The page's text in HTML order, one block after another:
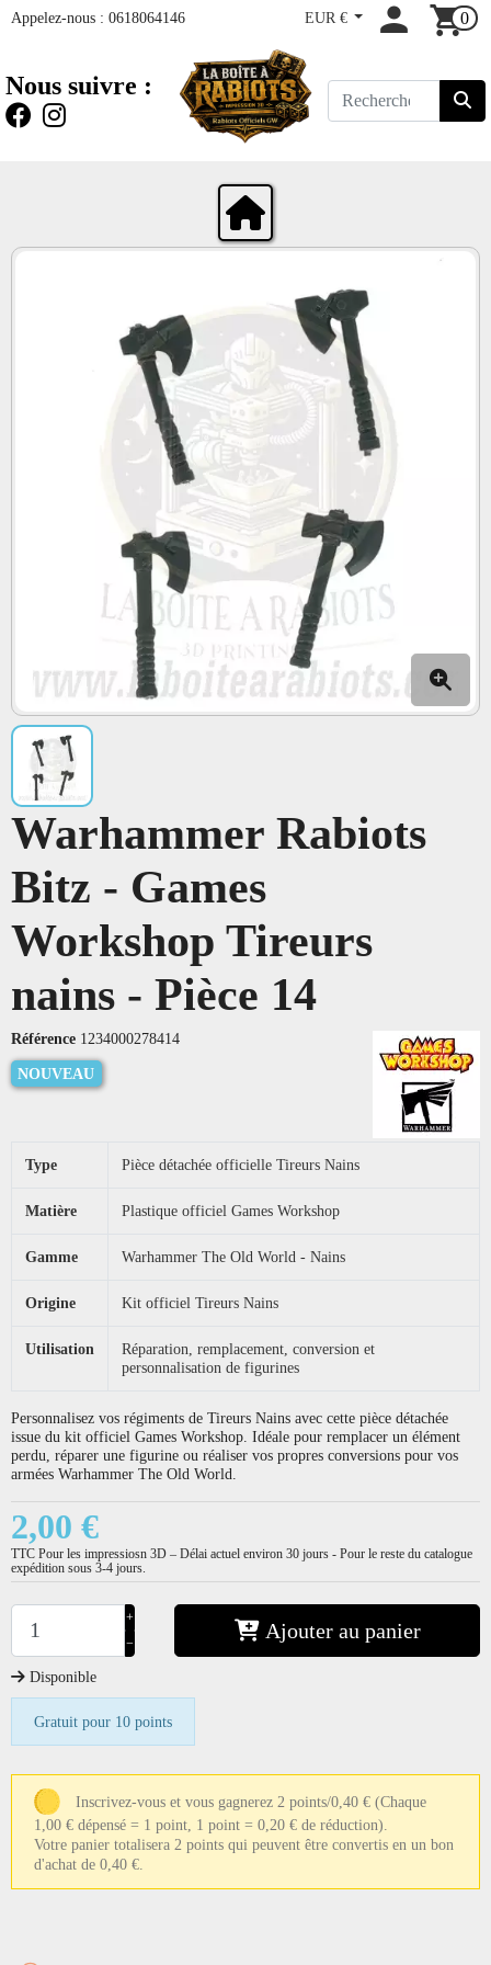
Appelez-nous : 0618064146 EUR € 0
Nous suivre :
Warhammer Rabiots
Bitz - Games
Workshop Tireurs
nains - Pièce 14
Référence 1234000278414
NOUVEAU
Type Pièce détachée officielle Tireurs Nains
Matière Plastique officiel Games Workshop
Gamme Warhammer The Old World - Nains
Origine Kit officiel Tireurs Nains
Utilisation
Réparation, remplacement, conversion et
personnalisation de figurines
Personnalisez vos régiments de Tireurs Nains avec cette pièce détachée
issue du kit officiel Games Workshop. Idéale pour remplacer un élément
perdu, réparer une figurine ou réaliser vos propres conversions pour vos
armées Warhammer The Old World.
2,00 €
TTC Pour les impressiosn 3D – Délai actuel environ 30 jours - Pour le reste du catalogue
expédition sous 3-4 jours.
+
−
Ajouter au panier
Disponible
Gratuit pour 10 points
Inscrivez-vous et vous gagnerez 2 points/0,40 € (Chaque
1,00 € dépensé = 1 point, 1 point = 0,20 € de réduction).
Votre panier totalisera 2 points qui peuvent être convertis en un bon
d'achat de 0,40 €.